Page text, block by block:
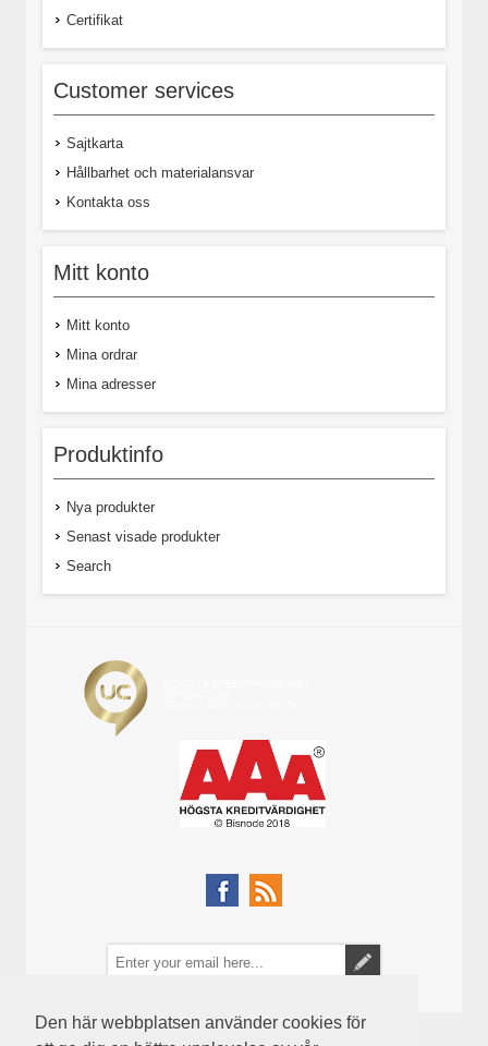
Den här webbplatsen använder cookies för
Certifikat
Customer services
Sajtkarta
Hållbarhet och materialansvar
Kontakta oss
Mitt konto
Mitt konto
Mina ordrar
Mina adresser
Produktinfo
Nya produkter
Senast visade produkter
Search